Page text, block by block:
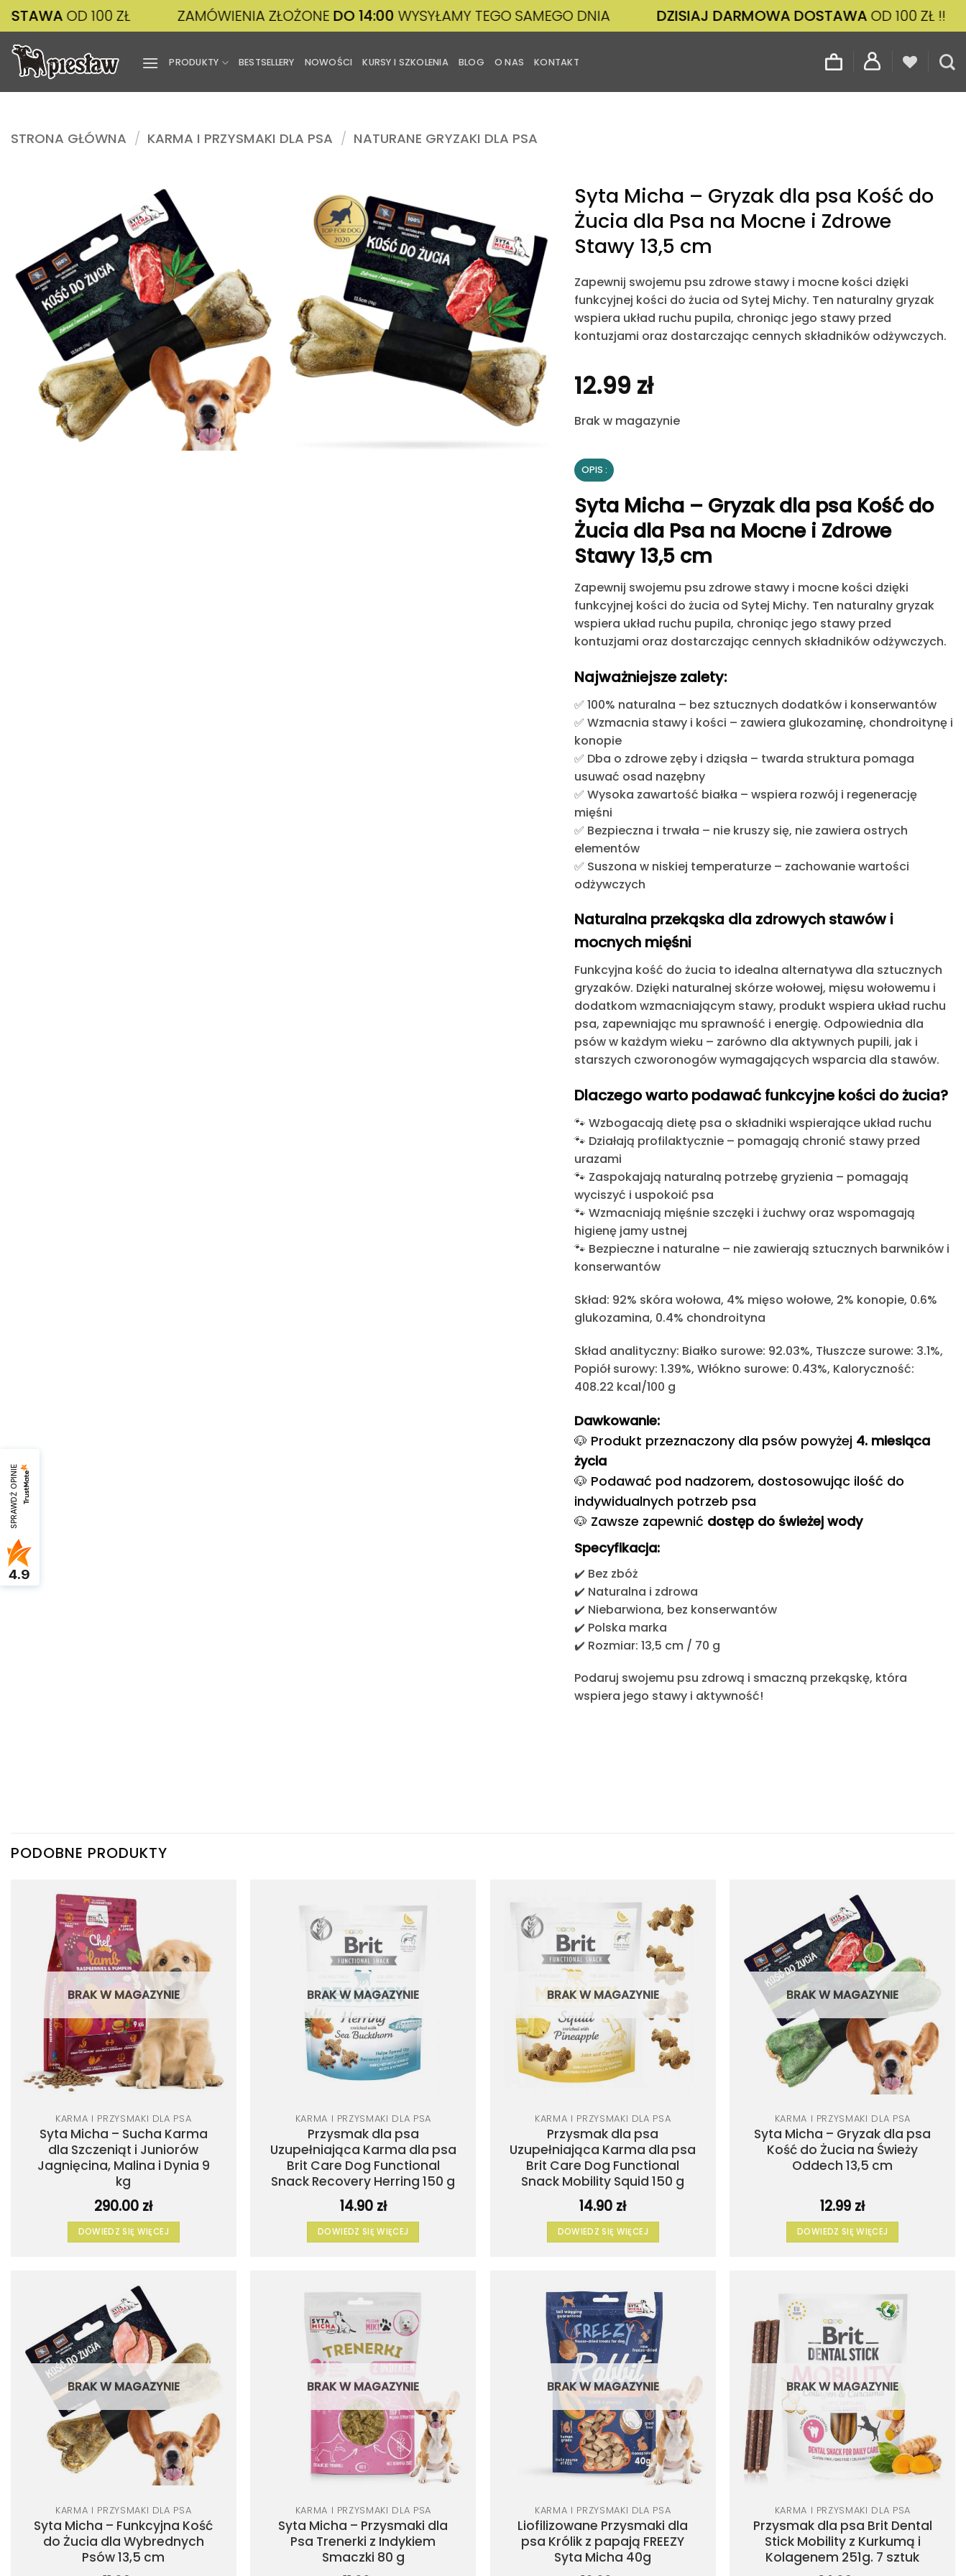
Przewiń
do
zawartości
OD 100 ZŁ ZAMÓWIENIA ZŁOŻONEDO 14:00WYSYŁAMY TEGO SAMEGO DNIA DZISIAJ DARMOWA DOSTAWAOD 100 ZŁ !!
PRODUKTY BESTSELLERY NOWOŚCI KURSY I SZKOLENIA BLOG O NAS KONTAKT
STRONA GŁÓWNA / KARMA I PRZYSMAKI DLA PSA / NATURANE GRYZAKI DLA PSA
Dodaj
do
listy
życzeń
Syta Micha – Gryzak dla psa Kość do
Żucia dla Psa na Mocne i Zdrowe
Stawy 13,5 cm
Zapewnij swojemu psu zdrowe stawy i mocne kości dzięki
funkcyjnej kości do żucia od Sytej Michy. Ten naturalny gryzak
wspiera układ ruchu pupila, chroniąc jego stawy przed
kontuzjami oraz dostarczając cennych składników odżywczych.
12.99 zł
Brak w magazynie
OPIS
Syta Micha – Gryzak dla psa Kość do
Żucia dla Psa na Mocne i Zdrowe
Stawy 13,5 cm
Zapewnij swojemu psu zdrowe stawy i mocne kości dzięki
funkcyjnej kości do żucia od Sytej Michy. Ten naturalny gryzak
wspiera układ ruchu pupila, chroniąc jego stawy przed
kontuzjami oraz dostarczając cennych składników odżywczych.
Najważniejsze zalety:
✅ 100% naturalna – bez sztucznych dodatków i konserwantów
✅ Wzmacnia stawy i kości – zawiera glukozaminę, chondroitynę i
konopie
✅ Dba o zdrowe zęby i dziąsła – twarda struktura pomaga
usuwać osad nazębny
✅ Wysoka zawartość białka – wspiera rozwój i regenerację
mięśni
✅ Bezpieczna i trwała – nie kruszy się, nie zawiera ostrych
elementów
✅ Suszona w niskiej temperaturze – zachowanie wartości
odżywczych
Naturalna przekąska dla zdrowych stawów i
mocnych mięśni
Funkcyjna kość do żucia to idealna alternatywa dla sztucznych
gryzaków. Dzięki naturalnej skórze wołowej, mięsu wołowemu i
dodatkom wzmacniającym stawy, produkt wspiera układ ruchu
psa, zapewniając mu sprawność i energię. Odpowiednia dla
psów w każdym wieku – zarówno dla aktywnych pupili, jak i
starszych czworonogów wymagających wsparcia dla stawów.
Dlaczego warto podawać funkcyjne kości do żucia?
🐾 Wzbogacają dietę psa o składniki wspierające układ ruchu
🐾 Działają profilaktycznie – pomagają chronić stawy przed
urazami
🐾 Zaspokajają naturalną potrzebę gryzienia – pomagają
wyciszyć i uspokoić psa
🐾 Wzmacniają mięśnie szczęki i żuchwy oraz wspomagają
higienę jamy ustnej
🐾 Bezpieczne i naturalne – nie zawierają sztucznych barwników i
konserwantów
Skład: 92% skóra wołowa, 4% mięso wołowe, 2% konopie, 0.6%
glukozamina, 0.4% chondroityna
Skład analityczny: Białko surowe: 92.03%, Tłuszcze surowe: 3.1%,
Popiół surowy: 1.39%, Włókno surowe: 0.43%, Kaloryczność:
408.22 kcal/100 g
Dawkowanie:
🐶 Produkt przeznaczony dla psów powyżej 4. miesiąca
życia
🐶 Podawać pod nadzorem, dostosowując ilość do
indywidualnych potrzeb psa
🐶 Zawsze zapewnić dostęp do świeżej wody
Specyfikacja:
✔️ Bez zbóż
✔️ Naturalna i zdrowa
✔️ Niebarwiona, bez konserwantów
✔️ Polska marka
✔️ Rozmiar: 13,5 cm / 70 g
Podaruj swojemu psu zdrową i smaczną przekąskę, która
wspiera jego stawy i aktywność!
PODOBNE PRODUKTY
listy
życzeń
BRAK W MAGAZYNIE
KARMA I PRZYSMAKI DLA PSA
Syta Micha – Sucha Karma
dla Szczeniąt i Juniorów
Jagnięcina, Malina i Dynia 9
kg
290.00 zł
DOWIEDZ SIĘ WIĘCEJ
BRAK W MAGAZYNIE
KARMA I PRZYSMAKI DLA PSA
Przysmak dla psa
Uzupełniająca Karma dla psa
Brit Care Dog Functional
Snack Recovery Herring 150 g
14.90 zł
DOWIEDZ SIĘ WIĘCEJ
Dodaj
do
życzeń
BRAK W MAGAZYNIE
KARMA I PRZYSMAKI DLA PSA
Przysmak dla psa
Uzupełniająca Karma dla psa
Brit Care Dog Functional
Snack Mobility Squid 150 g
14.90 zł
DOWIEDZ SIĘ WIĘCEJ
życzeń
BRAK W MAGAZYNIE
KARMA I PRZYSMAKI DLA PSA
Syta Micha – Gryzak dla psa
Kość do Żucia na Świeży
Oddech 13,5 cm
12.99 zł
DOWIEDZ SIĘ WIĘCEJ
listy
życzeń
BRAK W MAGAZYNIE
KARMA I PRZYSMAKI DLA PSA
Syta Micha – Funkcyjna Kość
do Żucia dla Wybrednych
Psów 13,5 cm
BRAK W MAGAZYNIE
KARMA I PRZYSMAKI DLA PSA
Syta Micha – Przysmaki dla
Psa Trenerki z Indykiem
Smaczki 80 g
BRAK W MAGAZYNIE
KARMA I PRZYSMAKI DLA PSA
Liofilizowane Przysmaki dla
psa Królik z papają FREEZY
Syta Micha 40g
BRAK W MAGAZYNIE
KARMA I PRZYSMAKI DLA PSA
Przysmak dla psa Brit Dental
Stick Mobility z Kurkumą i
Kolagenem 251g. 7 sztuk
SPRAWDŹ OPINIE
4.9